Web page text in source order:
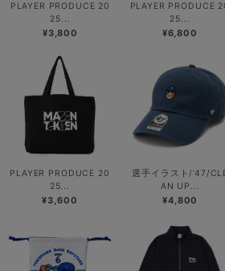
PLAYER PRODUCE 20
25...
¥3,800
PLAYER PRODUCE
25...
¥6,800
PLAYER PRODUCE 20
25...
¥3,600
選手イラスト/’47/
AN UP...
¥4,800